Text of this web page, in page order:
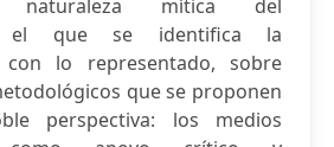
naturaleza mítica del
el que se identifica la
con lo representado, sobre
que se proponen
perspectiva: los medios